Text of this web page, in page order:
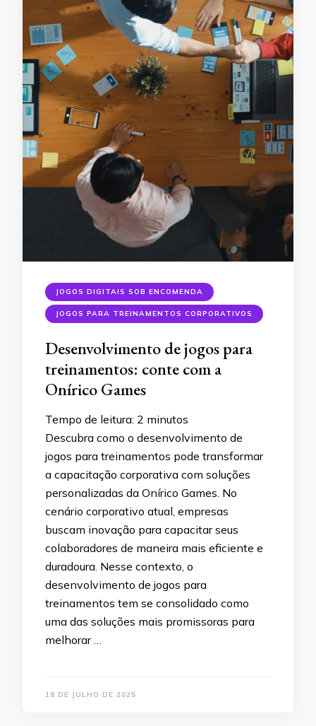
JOGOS DIGITAIS SOB ENCOMENDA
JOGOS PARA TREINAMENTOS CORPORATIVOS
Desenvolvimento de jogos para
treinamentos: conte com a
Onírico Games
Tempo de leitura: 2 minutos
Descubra como o desenvolvimento de
jogos para treinamentos pode transformar
a capacitação corporativa com soluções
personalizadas da Onírico Games. No
cenário corporativo atual, empresas
buscam inovação para capacitar seus
colaboradores de maneira mais eficiente e
duradoura. Nesse contexto, o
desenvolvimento de jogos para
treinamentos tem se consolidado como
uma das soluções mais promissoras para
melhorar …
18 DE JULHO DE 2025